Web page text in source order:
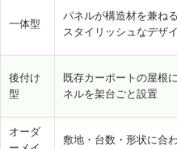
一体型
パネルが構造材を兼ねる
スタイリッシュなデザ
後付け
型
既存カーポートの屋根
ネルを架台ごと設置
オーダ
敷地・台数・形状に合